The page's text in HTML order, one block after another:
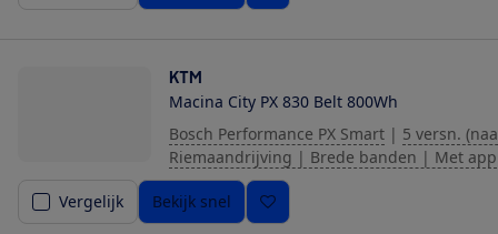
KTM
Macina City PX 830 Belt 800Wh
Bosch Performance PX Smart | 5 versn.
Riemaandrijving | Brede banden | Met app
Vergelijk Bekijk snel